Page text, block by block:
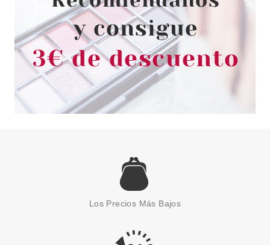
CHRISTIAN DIOR
CHRISTIAN DIOR POISON GIRL
EDP 30 ML
39.75€
Los Precios Más Bajos